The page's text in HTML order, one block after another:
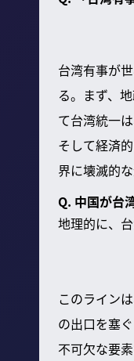
台湾有事が
る。まず、
て台湾統一
そして経済
界に壊滅的
Q. 中国が台
地理的に、
このライン
の出口を塞
不可欠な要